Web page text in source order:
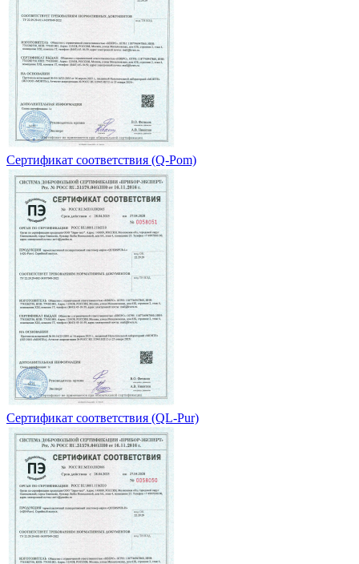
Сертификат соответствия (Q-Pom)
Сертификат соответствия (QL-Pur)